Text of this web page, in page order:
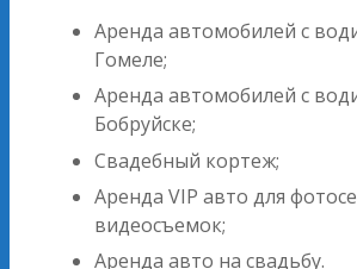
Аренда автомобилей с
Гомеле;
Аренда автомобилей с
Бобруйске;
Свадебный кортеж;
Аренда VIP авто для
видеосъемок;
Аренда авто на свадьбу.